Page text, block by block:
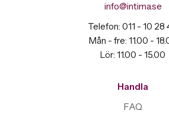
info@intima.se
Telefon: 011 - 10 28
Mån - fre: 11.00 -
Lör: 11.00 - 15.00
Handla
FAQ